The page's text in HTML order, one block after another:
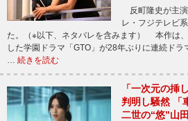
反町隆史が主演
レ・フジテレビ
た。（※以下、ネタバレを含みます） 本作は
した学園ドラマ「GTO」が28年ぶりに連続ドラ
… 続きを読む
「一次元の挿
判明し騒然 「
二世の“悠”山